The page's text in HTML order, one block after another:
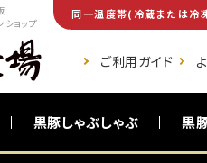
ョップ
同一温度帯(冷蔵または冷
ご利用ガイド
黒豚しゃぶしゃぶ 黒